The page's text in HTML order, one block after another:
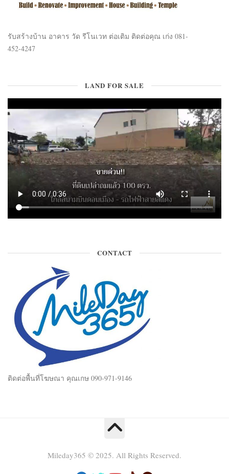
รับสร้างบ้าน อาคาร วัด รีโนเวท ต่อเติม ติดต่อคุณ เก่ง 081-
452-4247
LAND FOR SALE
CONTACT
ติดต่อพื้นที่โฆษณา คุณเกษ 090-971-9146
Mileday365 © 2025. All Rights Reserved.